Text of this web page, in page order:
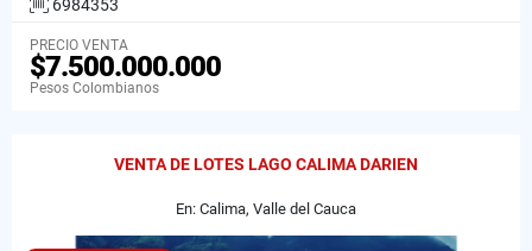
6984353
PRECIO VENTA
$7.500.000.000
Pesos Colombianos
VENTA DE LOTES LAGO CALIMA DARIEN
En: Calima, Valle del Cauca